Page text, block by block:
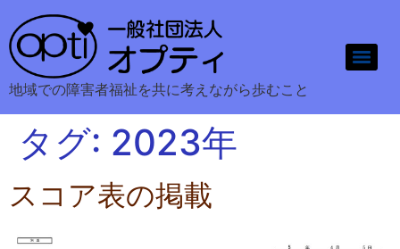
地域での障害者福祉を共に考えながら歩むこと
タグ: 2023年
スコア表の掲載